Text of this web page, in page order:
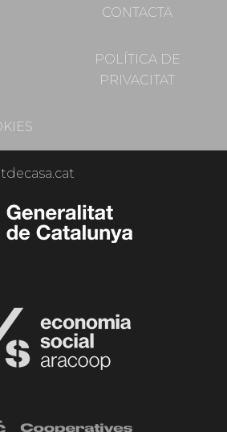
CONTACTA
POLÍTICA DE
PRIVACITAT